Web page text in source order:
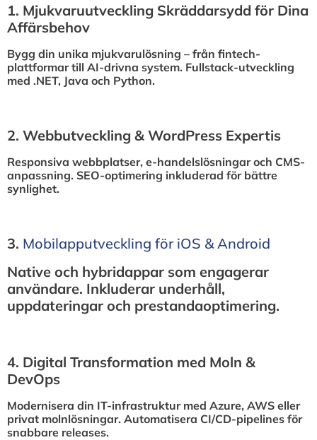
1.⁠ ⁠Mjukvaruutveckling Skräddarsydd för Dina
Affärsbehov
Bygg din unika mjukvarulösning – från fintech-
plattformar till AI-drivna system. Fullstack-utveckling
med .NET, Java och Python.
2.⁠ ⁠Webbutveckling & WordPress Expertis
Responsiva webbplatser, e-handelslösningar och CMS-
anpassning. SEO-optimering inkluderad för bättre
synlighet.
3.⁠ ⁠Mobilapputveckling för iOS & Android
Native och hybridappar som engagerar
användare. Inkluderar underhåll,
uppdateringar och prestandaoptimering.
4.⁠ ⁠Digital Transformation med Moln &
DevOps
Modernisera din IT-infrastruktur med Azure, AWS eller
privat molnlösningar. Automatisera CI/CD-pipelines för
snabbare releases.